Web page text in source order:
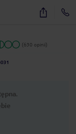
19
(630 opinii)